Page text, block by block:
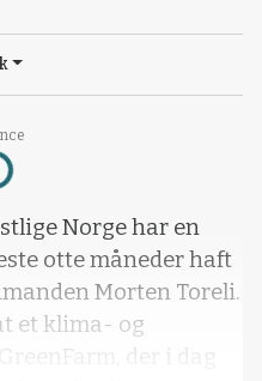
Norge har en
otte måneder haft
Morten Toreli.
et klima- og
der i dag